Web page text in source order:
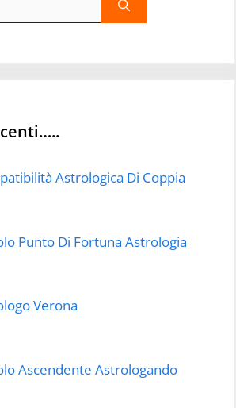
Astrologica Di Coppia
Punto Di Fortuna Astrologia
Verona
Ascendente Astrologando